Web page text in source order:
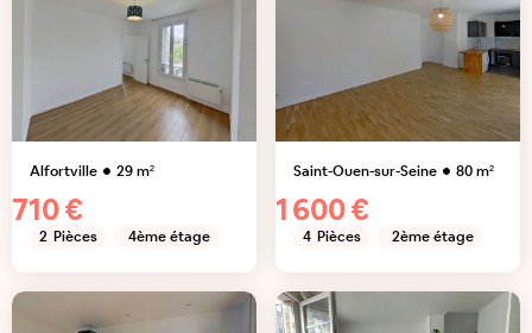
Alfortville 29m²
710 €
2 Pièces 4ème étage
Saint-Ouen-sur-Seine 80m²
1 600 €
4 Pièces 2ème étage